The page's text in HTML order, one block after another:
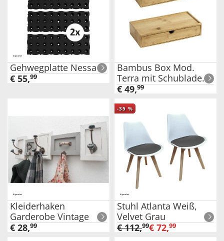
Gehwegplatte Nessa
€ 55,99
Bambus Box Mod.
Terra mit Schublade
2er Set
€ 49,99
Kleiderhaken
Garderobe Vintage
€ 28,99
-35 %
Stuhl Atlanta Weiß,
Velvet Grau
€112,99€ 72,99